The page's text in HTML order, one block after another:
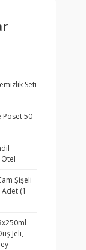
Seti
Poset 50
Şişeli
(1
Jeli,